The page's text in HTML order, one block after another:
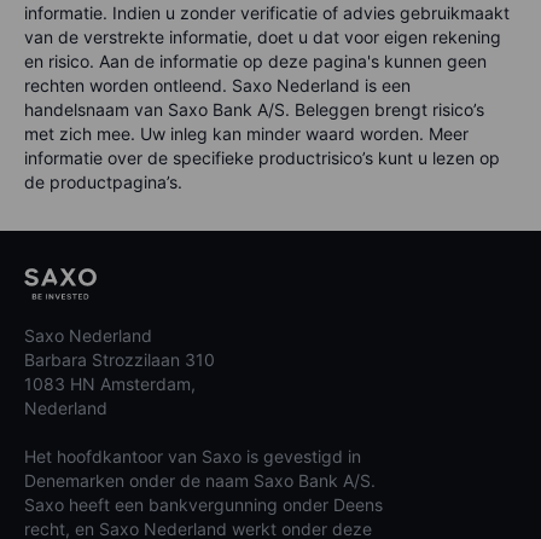
informatie. Indien u zonder verificatie of advies gebruikmaakt
van de verstrekte informatie, doet u dat voor eigen rekening
en risico. Aan de informatie op deze pagina's kunnen geen
rechten worden ontleend. Saxo Nederland is een
handelsnaam van Saxo Bank A/S. Beleggen brengt risico’s
met zich mee. Uw inleg kan minder waard worden. Meer
informatie over de specifieke productrisico’s kunt u lezen op
de productpagina’s.
Saxo Nederland
Barbara Strozzilaan 310
1083 HN Amsterdam,
Nederland
Het hoofdkantoor van Saxo is gevestigd in
Denemarken onder de naam Saxo Bank A/S.
Saxo heeft een bankvergunning onder Deens
recht, en Saxo Nederland werkt onder deze